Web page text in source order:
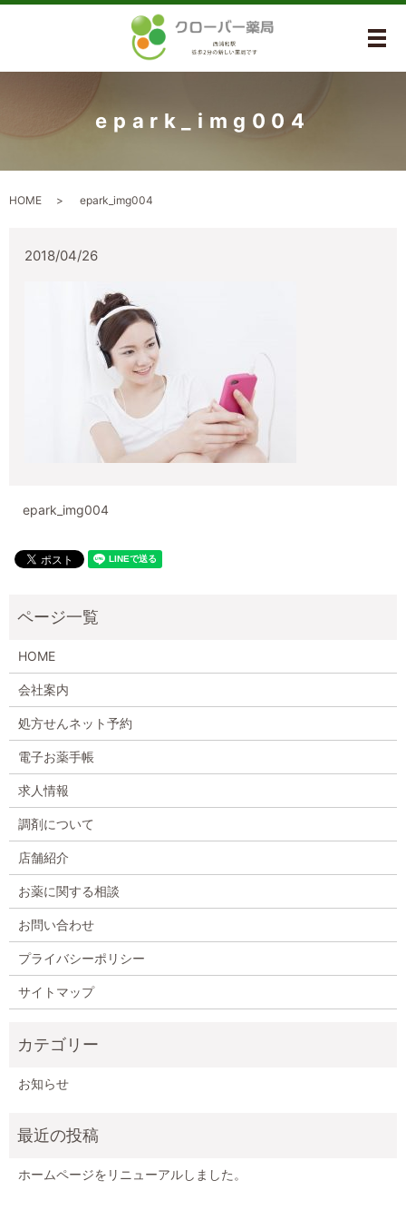
メ
epark_img004
HOME epark_img004
2018/04/26
epark_img004
HOME
会社案内
処方せんネット予約
電子お薬手帳
求人情報
調剤について
店舗紹介
お薬に関する相談
お問い合わせ
プライバシーポリシー
サイトマップ
お知らせ
ホームページをリニューアルしました。